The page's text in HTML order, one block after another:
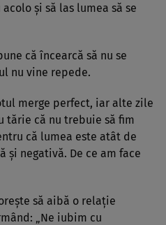
și să las lumea să se
că încearcă să nu se
nu vine repede.
merge perfect, iar alte zile
tărie că nu trebuie să fim
că lumea este atât de
și negativă. De ce am face
să aibă o relație
„Ne iubim cu